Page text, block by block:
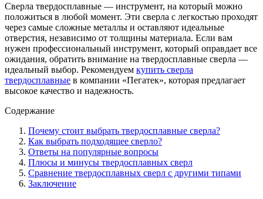
Сверла твердосплавные — инструмент, на который можно
положиться в любой момент. Эти сверла с легкостью проходят
через самые сложные металлы и оставляют идеальные
отверстия, независимо от толщины материала. Если вам
нужен профессиональный инструмент, который оправдает все
ожидания, обратить внимание на твердосплавные сверла —
идеальный выбор. Рекомендуем купить сверла
твердосплавные в компании «Пегатек», которая предлагает
высокое качество и надежность.
Содержание
Почему стоит выбрать твердосплавные сверла?
Как выбрать подходящее сверло?
Ответы на популярные вопросы
Плюсы и минусы твердосплавных сверл
Сравнение твердосплавных сверл с другими типами
Заключение